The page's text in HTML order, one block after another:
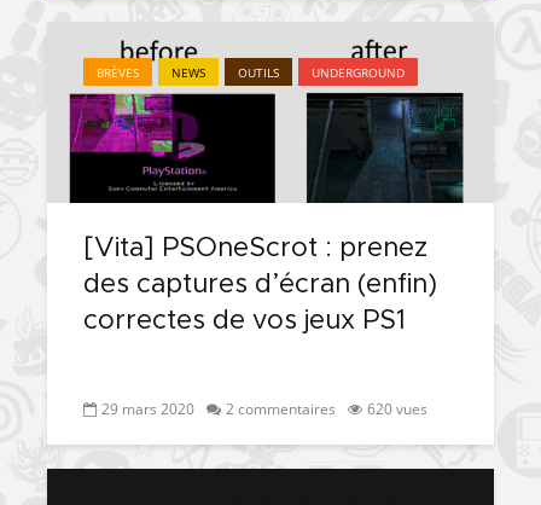
BRÈVES NEWS OUTILS UNDERGROUND
[Vita] PSOneScrot : prenez
des captures d’écran (enfin)
correctes de vos jeux PS1
29 mars 2020 2 commentaires 620 vues